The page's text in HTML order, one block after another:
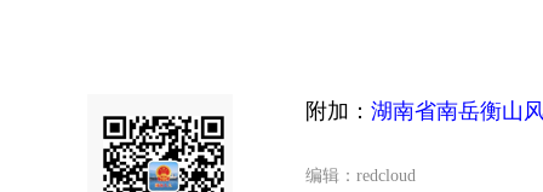
附加： 湖南省南岳衡山
编辑：redcloud